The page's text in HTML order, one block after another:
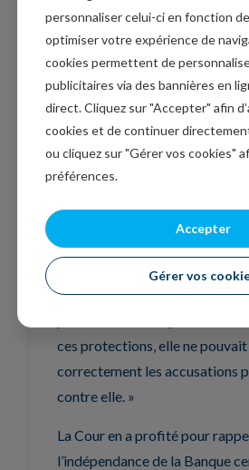
Séoul.
Refus de la Cour suprême
J’évoquais la décision de la
douaniers, qui a été un
Trump.
Cette dernière l’a une nouvelle
refusant de le laisser limoger
Pour le président conservateur
n’avait pas accordé à Cook
procédurales auxquelles elle
ces protections, elle ne
correctement les accusations
contre elle. »
La Cour en a profité pour
l’indépendance de la Banque
personnaliser celui-ci en fonction
optimiser votre expérience de
cookies permettent de
publicitaires via des bannières en
direct. Cliquez sur "Accepter" afin
cookies et de continuer
ou cliquez sur "Gérer vos cookies"
préférences.
Accepter
Gérer vos